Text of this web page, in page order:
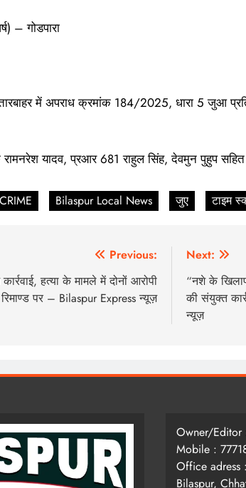
– गोडपारा
में अपराध क्रमांक 184/2025, धारा 5 जुआ
रामनरेश यादव, प्रआर 681 राहुल सिंह, देवमुन पुहुप
Bilaspur Local News जुए टाइम
Previous:
हत्या के मामले में दोनों आरोपी
पर – Bilaspur Express न्यूज़
Next:
“नशे के
की संयुक्त
न्यूज़
Owner/Editor
Mobile :
Office adress
Bilaspur,